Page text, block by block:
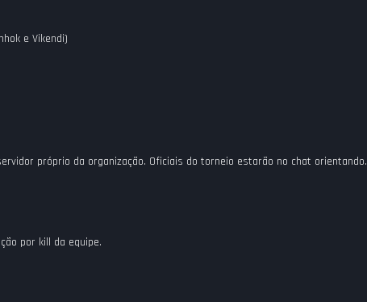
e Vikendi)
próprio da organização. Oficiais do torneio estarão no chat orientando.
por kill da equipe.